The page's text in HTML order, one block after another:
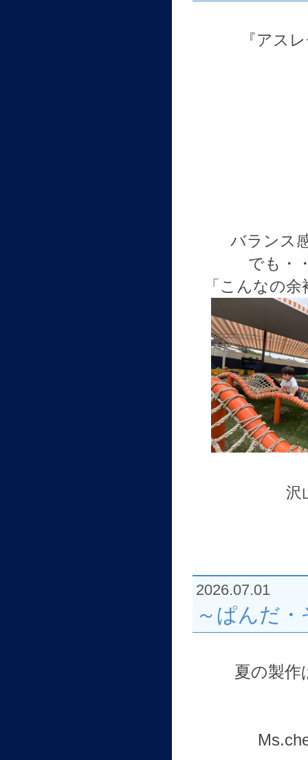
『アス
バランス
でも・
「こんなの
沢
2026.07.01
～ぱんだ
夏の製作